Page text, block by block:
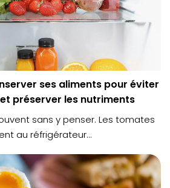
ses aliments pour éviter
préserver les nutriments
sans y penser. Les tomates
au réfrigérateur...